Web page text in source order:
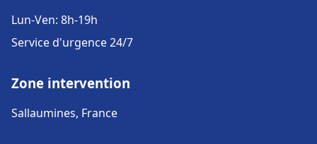
Lun-Ven: 8h-19h
Service d'urgence 24/7
Zone intervention
Sallaumines, France